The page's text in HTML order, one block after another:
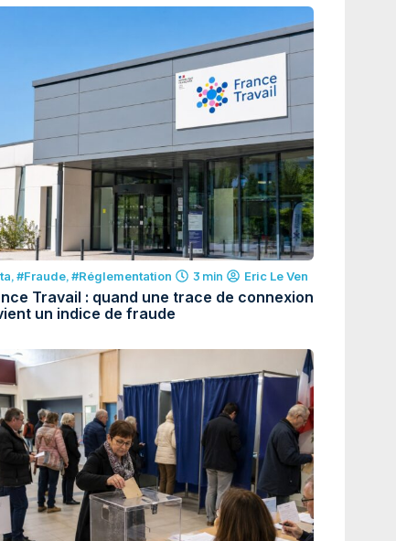
,#Fraude,#Réglementation 3 min Eric Le Ven
Travail : quand une trace de connexion
un indice de fraude